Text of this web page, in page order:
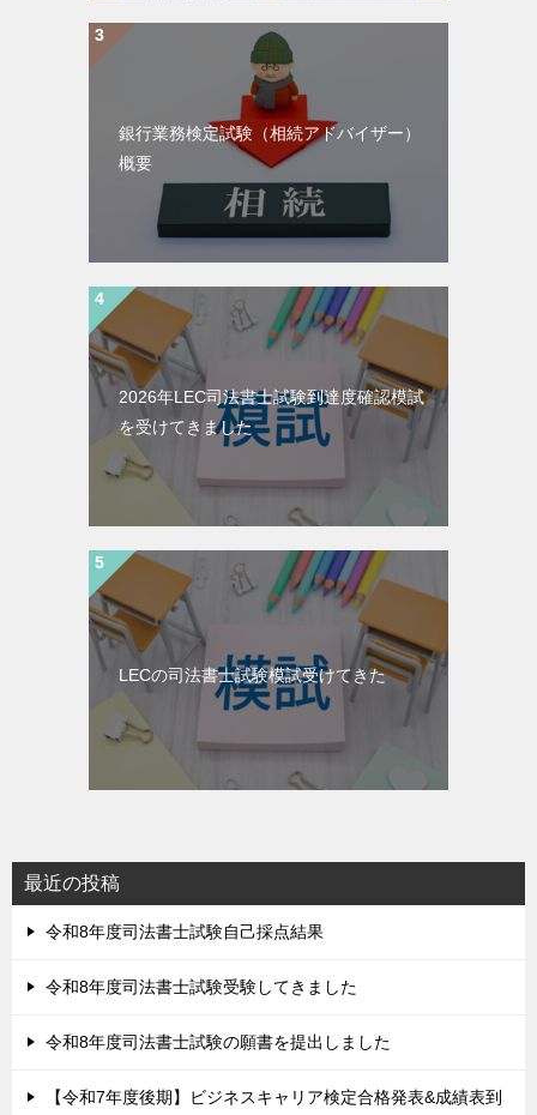
銀行業務検定試験（相続アドバイザー）
概要
2026年LEC司法書士試験到達度確認模試
を受けてきました
LECの司法書士試験模試受けてきた
最近の投稿
令和8年度司法書士試験自己採点結果
令和8年度司法書士試験受験してきました
令和8年度司法書士試験の願書を提出しました
【令和7年度後期】ビジネスキャリア検定合格発表&成績表到